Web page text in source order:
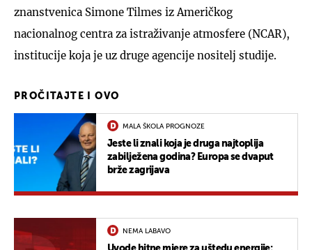
znanstvenica Simone Tilmes iz Američkog
nacionalnog centra za istraživanje atmosfere (NCAR),
institucije koja je uz druge agencije nositelj studije.
PROČITAJTE I OVO
MALA ŠKOLA PROGNOZE
Jeste li znali koja je druga najtoplija
zabilježena godina? Europa se dvaput
brže zagrijava
NEMA LABAVO